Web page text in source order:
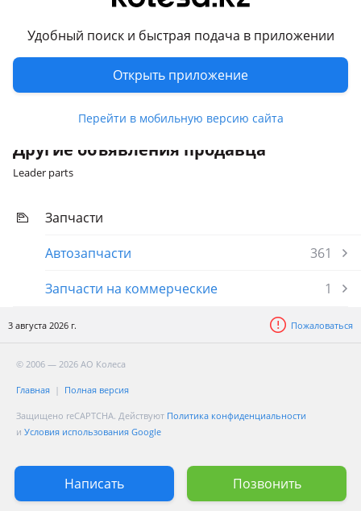
Удобный поиск и быстрая подача в приложении
Открыть приложение
Перейти в мобильную версию сайта
Комментарий продавца
Свечные провода на 6G72
Фирма Linx
Хорошего качества
Другие объявления продавца
Leader parts
Запчасти
Автозапчасти
361
Запчасти на коммерческие
1
3 августа 2026 г. Пожаловаться
Написать Позвонить
© 2006 — 2026 АО Колеса
Главная Полная версия
Защищено reCAPTCHA. Действуют Политика конфиденциальности
и Условия использования Google